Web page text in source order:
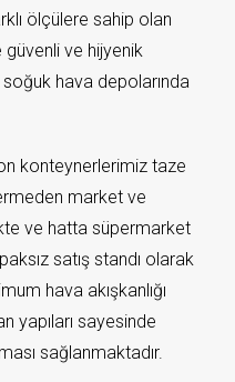
ölçülere sahip olan
ve hijyenik
hava depolarında
konteynerlerimiz taze
market ve
ve hatta süpermarket
satış standı olarak
hava akışkanlığı
yapıları sayesinde
sağlanmaktadır.